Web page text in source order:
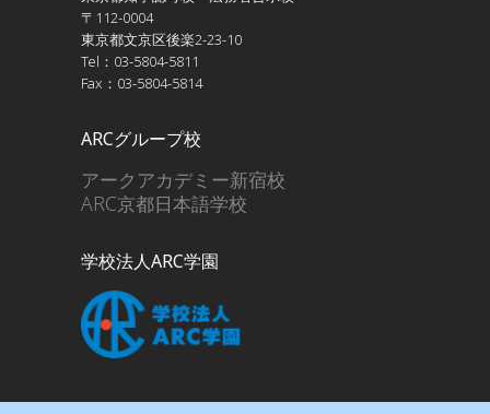
〒112-0004
東京都文京区後楽2-23-10
Tel：03-5804-5811
Fax：03-5804-5814
ARCグループ校
アークアカデミー新宿校
ARC京都日本語学校
学校法人ARC学園